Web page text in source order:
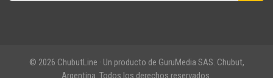
© 2026 ChubutLine · Un producto de GuruMedia SAS. Chubut,
Argentina. Todos los derechos reservados.